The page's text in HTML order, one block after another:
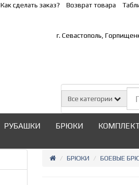
Как сделать заказ? Возврат товара
г. Севастополь,
Все категории
РУБАШКИ БРЮКИ
БРЮКИ БОЕВЫЕ